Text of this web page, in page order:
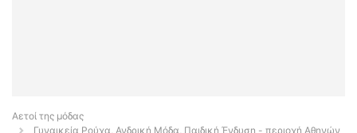
Αετοί της μόδας
Γυναικεία Ρούχα, Ανδρική Μόδα, Παιδική Ένδυση - περιοχή Αθηνών